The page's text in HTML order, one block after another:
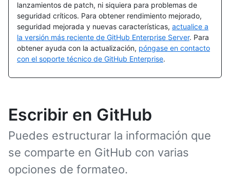
lanzamientos de patch, ni siquiera para problemas de
seguridad críticos. Para obtener rendimiento mejorado,
seguridad mejorada y nuevas características, actualice a
la versión más reciente de GitHub Enterprise Server. Para
obtener ayuda con la actualización, póngase en contacto
con el soporte técnico de GitHub Enterprise.
Escribir en GitHub
Puedes estructurar la información que
se comparte en GitHub con varias
opciones de formateo.